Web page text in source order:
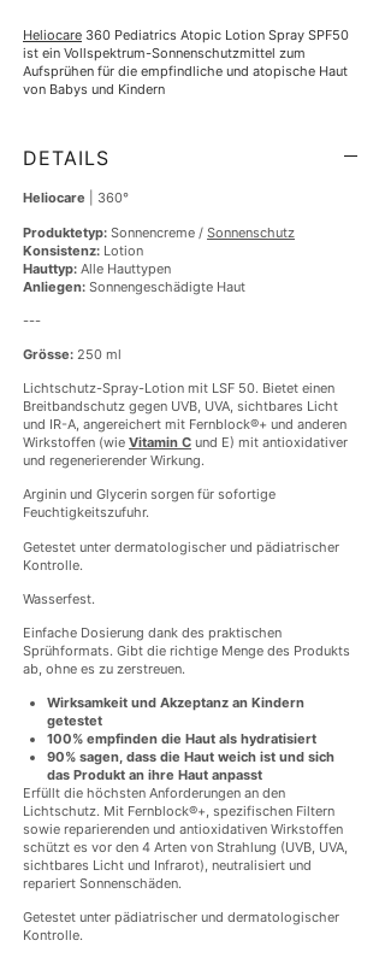
Heliocare 360 Pediatrics Atopic Lotion Spray SPF50
ist ein Vollspektrum-Sonnenschutzmittel zum
Aufsprühen für die empfindliche und atopische Haut
von Babys und Kindern
DETAILS
Heliocare | 360°
Produktetyp: Sonnencreme / Sonnenschutz
Konsistenz: Lotion
Hauttyp: Alle Hauttypen
Anliegen: Sonnengeschädigte Haut
---
Grösse: 250 ml
Lichtschutz-Spray-Lotion mit LSF 50. Bietet einen
Breitbandschutz gegen UVB, UVA, sichtbares Licht
und IR-A, angereichert mit Fernblock®+ und anderen
Wirkstoffen (wie Vitamin C und E) mit antioxidativer
und regenerierender Wirkung.
Arginin und Glycerin sorgen für sofortige
Feuchtigkeitszufuhr.
Getestet unter dermatologischer und pädiatrischer
Kontrolle.
Wasserfest.
Einfache Dosierung dank des praktischen
Sprühformats. Gibt die richtige Menge des Produkts
ab, ohne es zu zerstreuen.
Wirksamkeit und Akzeptanz an Kindern
getestet
100% empfinden die Haut als hydratisiert
90% sagen, dass die Haut weich ist und sich
das Produkt an ihre Haut anpasst
Erfüllt die höchsten Anforderungen an den
Lichtschutz. Mit Fernblock®+, spezifischen Filtern
sowie reparierenden und antioxidativen Wirkstoffen
schützt es vor den 4 Arten von Strahlung (UVB, UVA,
sichtbares Licht und Infrarot), neutralisiert und
repariert Sonnenschäden.
Getestet unter pädiatrischer und dermatologischer
Kontrolle.